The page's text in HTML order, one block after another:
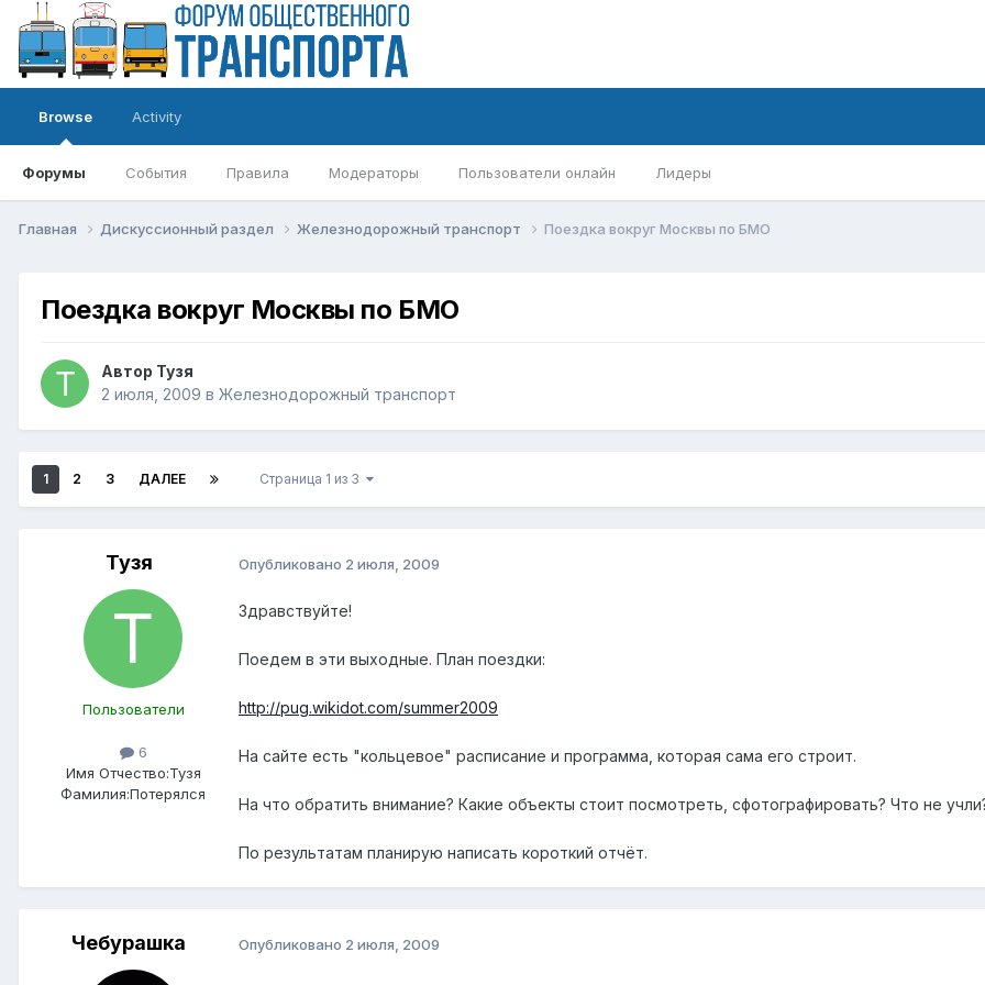
Browse
Форумы События Правила Модераторы Пользователи онлайн Лидеры
Activity
Главная Дискуссионный раздел Железнодорожный транспорт Поездка вокруг Москвы по БМО
Поездка вокруг Москвы по БМО
Автор Тузя
2 июля, 2009 в Железнодорожный транспорт
1 2 3 ДАЛЕЕ Страница 1 из 3
Тузя
Пользователи
6
Имя Отчество:Тузя
Фамилия:Потерялся
Опубликовано 2 июля, 2009
Здравствуйте!
Поедем в эти выходные. План поездки:
http://pug.wikidot.com/summer2009
На сайте есть "кольцевое" расписание и программа, которая сама его строит.
На что обратить внимание? Какие объекты стоит посмотреть, сфотографировать? Что не
По результатам планирую написать короткий отчёт.
Чебурашка Опубликовано 2 июля, 2009